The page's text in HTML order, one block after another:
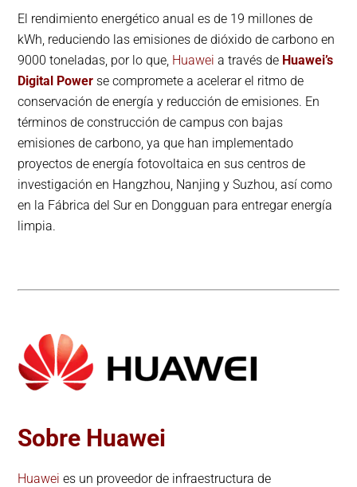
El rendimiento energético anual es de 19 millones de
kWh, reduciendo las emisiones de dióxido de carbono en
9000 toneladas, por lo que, Huawei a través de Huawei’s
Digital Power se compromete a acelerar el ritmo de
conservación de energía y reducción de emisiones. En
términos de construcción de campus con bajas
emisiones de carbono, ya que han implementado
proyectos de energía fotovoltaica en sus centros de
investigación en Hangzhou, Nanjing y Suzhou, así como
en la Fábrica del Sur en Dongguan para entregar energía
limpia.
Sobre Huawei
Huawei es un proveedor de infraestructura de